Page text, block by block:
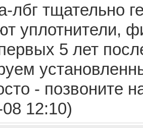
лбг тщательно
уплотнители,
5 лет
- позвоните
12:10)